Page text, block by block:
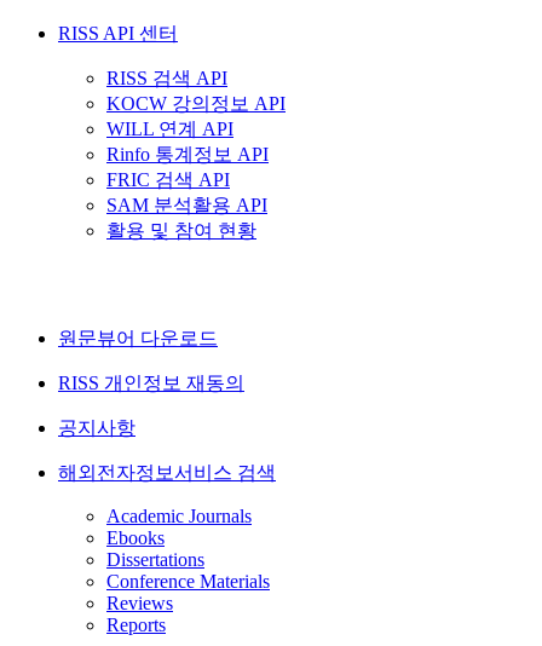
RISS API 센터
RISS 검색 API
KOCW 강의정보 API
WILL 연계 API
Rinfo 통계정보 API
FRIC 검색 API
SAM 분석활용 API
활용 및 참여 현황
원문뷰어 다운로드
RISS 개인정보 재동의
공지사항
해외전자정보서비스 검색
Academic Journals
Ebooks
Dissertations
Conference Materials
Reviews
Reports